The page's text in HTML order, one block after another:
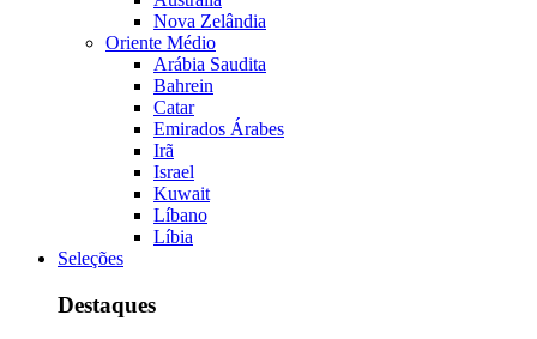
Nova Zelândia
Oriente Médio
Arábia Saudita
Bahrein
Catar
Emirados Árabes
Irã
Israel
Kuwait
Líbano
Líbia
Seleções
Destaques